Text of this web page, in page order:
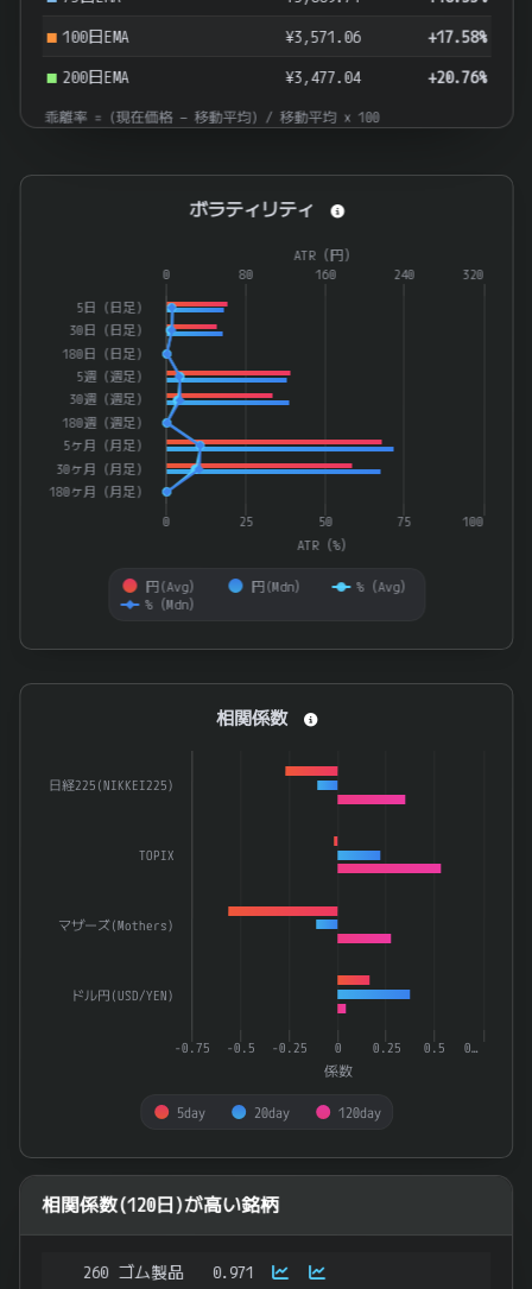
100日EMA ¥3,571.06 +17.58%
200日EMA ¥3,477.04 +20.76%
乖離率 = (現在価格 − 移動平均) / 移動平均 × 100
Combination chart with 4 data series.
The chart has 1 X axis displaying categories.
The chart has 2 Y axes displaying ATR（%） and ATR（円）.
ATR（%）
ATR（円）
円(Avg） 円(Mdn）
%（Avg）
%（Mdn）
5日（日足）
30日（日足）
180日（日足）
5週（週足）
30週（週足）
180週（週足）
5ヶ月（月足）
30ヶ月（月足）
180ヶ月（月足）
0 100
25 50 75
0 80 160 240 320
ボラティリティ
End of interactive chart.
Bar chart with 3 data series.
The chart has 1 X axis displaying categories.
係数
5day 20day 120day
日経225(NIKKEI225)
TOPIX
マザーズ(Mothers)
ドル円(USD/YEN)
-0.75 -0.5 -0.25 0 0.25 0.5 0…
相関係数
End of interactive chart.
相関係数(120日)が高い銘柄
260 ゴム製品 0.971